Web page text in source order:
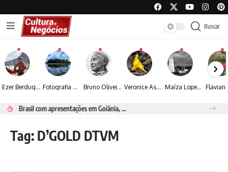
Buscar
Ezer Berdugo transforma experiências multiculturais e memórias em narrativas visuais por meio da fotografia Fotografia de Fátima Carlini transforma paisagens naturais em experiências de contemplação Bruno Oliveira retrata o cotidiano urbano por meio da fotografia em preto e branco Veronice Assini Saes transforma a natureza em fotografias marcadas pela sensibilidade Maíza Lopes transforma cultura popular baiana em narrativas fotográficas
Tag:D’GOLD DTVM